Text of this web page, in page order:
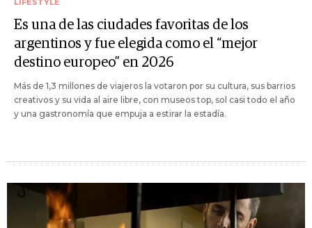
Es una de las ciudades favoritas de los
argentinos y fue elegida como el “mejor
destino europeo” en 2026
Más de 1,3 millones de viajeros la votaron por su cultura, sus barrios
creativos y su vida al aire libre, con museos top, sol casi todo el año
y una gastronomía que empuja a estirar la estadía.